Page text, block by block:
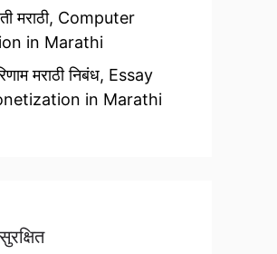
मराठी, Computer
in Marathi
मराठी निबंध, Essay
in Marathi